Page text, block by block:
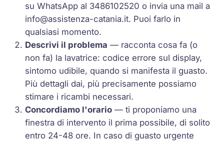
su WhatsApp al 3486102520 o invia una mail a
info@assistenza-catania.it. Puoi farlo in
qualsiasi momento.
Descrivi il problema — racconta cosa fa (o
non fa) la lavatrice: codice errore sul display,
sintomo udibile, quando si manifesta il guasto.
Più dettagli dai, più precisamente possiamo
stimare i ricambi necessari.
Concordiamo l'orario — ti proponiamo una
finestra di intervento il prima possibile, di solito
entro 24-48 ore. In caso di guasto urgente